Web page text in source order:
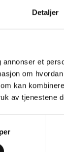
Detaljer
et
om
kan
av tjenestene
fra 01-